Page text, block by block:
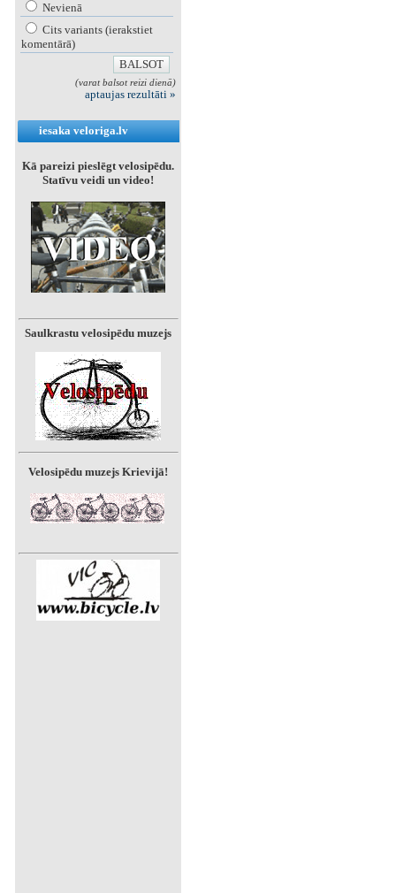
Nevienā
Cits variants (ierakstiet
komentārā)
(varat balsot reizi dienā)
aptaujas rezultāti »
iesaka veloriga.lv
Kā pareizi pieslēgt velosipēdu.
Statīvu veidi un video!
Saulkrastu velosipēdu muzejs
Velosipēdu muzejs Krievijā!